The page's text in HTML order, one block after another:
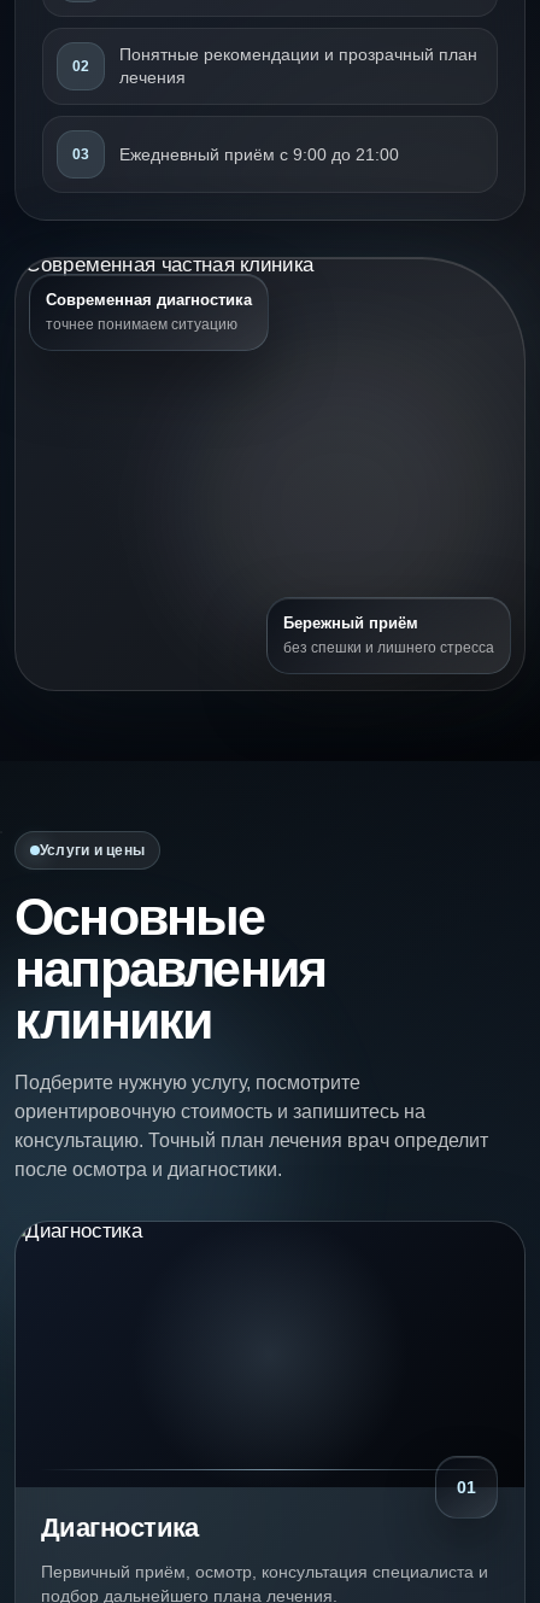
02
Понятные рекомендации и прозрачный план
лечения
03 Ежедневный приём с 9:00 до 21:00
Современная диагностика
точнее понимаем ситуацию
Бережный приём
без спешки и лишнего стресса
Услуги и цены
Основные
направления
клиники
Подберите нужную услугу, посмотрите
ориентировочную стоимость и запишитесь на
консультацию. Точный план лечения врач определит
после осмотра и диагностики.
01
Диагностика
Первичный приём, осмотр, консультация специалиста и
подбор дальнейшего плана лечения.